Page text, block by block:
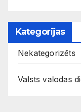
Kategorijas
Nekategorizēts
Valsts valodas